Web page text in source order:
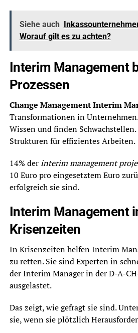
Siehe auch
Worauf gilt es zu achten?
Interim Management
Prozessen
Change Management Interim
Transformationen in
Wissen und finden Schwachstellen.
Strukturen für effizientes Arbeiten.
14% derinterim management
10 Euro pro eingesetztem Euro
erfolgreich sie sind.
Interim Management
Krisenzeiten
In Krisenzeiten helfen Interim
zu retten. Sie sind Experten in
der Interim Manager in der D-A-
ausgelastet.
Das zeigt, wie gefragt sie sind.
sie, wenn sie plötzlich